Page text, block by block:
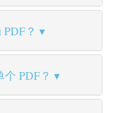
？
PDF？